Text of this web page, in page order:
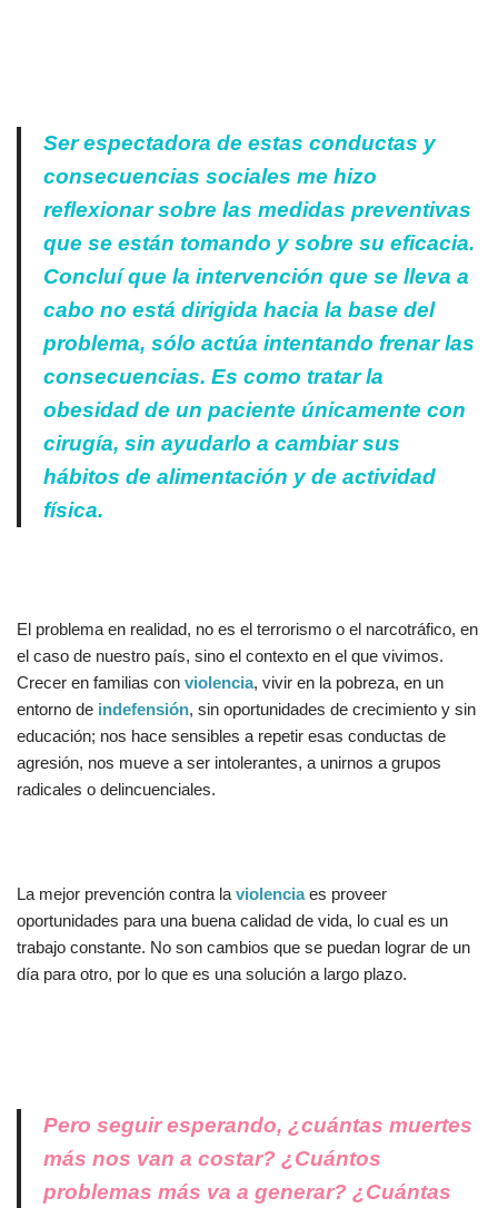
Ser espectadora de estas conductas y
consecuencias sociales me hizo
reflexionar sobre las medidas preventivas
que se están tomando y sobre su eficacia.
Concluí que la intervención que se lleva a
cabo no está dirigida hacia la base del
problema, sólo actúa intentando frenar las
consecuencias. Es como tratar la
obesidad de un paciente únicamente con
cirugía, sin ayudarlo a cambiar sus
hábitos de alimentación y de actividad
física.
El problema en realidad, no es el terrorismo o el narcotráfico, en
el caso de nuestro país, sino el contexto en el que vivimos.
Crecer en familias con violencia, vivir en la pobreza, en un
entorno de indefensión, sin oportunidades de crecimiento y sin
educación; nos hace sensibles a repetir esas conductas de
agresión, nos mueve a ser intolerantes, a unirnos a grupos
radicales o delincuenciales.
La mejor prevención contra la violenciaes proveer
oportunidades para una buena calidad de vida, lo cual es un
trabajo constante. No son cambios que se puedan lograr de un
día para otro, por lo que es una solución a largo plazo.
Pero seguir esperando, ¿cuántas muertes
más nos van a costar? ¿Cuántos
problemas más va a generar? ¿Cuántas